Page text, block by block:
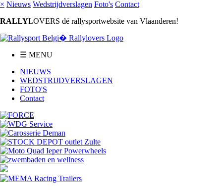
× Nieuws Wedstrijdverslagen Foto's Contact
RALLYLOVERS dé rallysportwebsite van Vlaanderen!
☰ MENU
NIEUWS
WEDSTRIJDVERSLAGEN
FOTO'S
Contact